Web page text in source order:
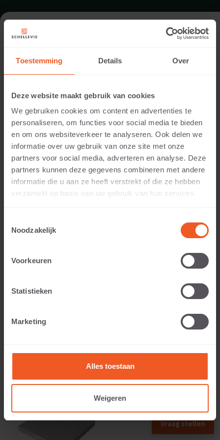
Toestemming Details Over
Deze website maakt gebruik van cookies
We gebruiken cookies om content en advertenties te
personaliseren, om functies voor social media te bieden
en om ons websiteverkeer te analyseren. Ook delen we
informatie over uw gebruik van onze site met onze
partners voor social media, adverteren en analyse. Deze
partners kunnen deze gegevens combineren met andere
informatie die u aan ze heeft verstrekt of die ze hebben
verzameld op basis van uw gebruik van hun services.
Noodzakelijk
Voorkeuren
Statistieken
Marketing
Alles toestaan
Weigeren
FORMAT - LARGE FORMAT SLAB
RANGE LARGE FORMAT SLABS
70 MM THICKNESS
Applicable to:
Weight:
Vraag stellen